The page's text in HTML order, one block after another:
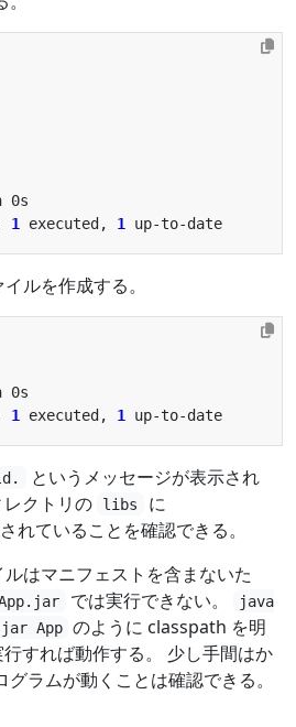
1 executed, 1
ルを作成する。
1 executed, 1
というメッセージが表示され
レクトリの libs に
れていることを確認できる。
はマニフェストを含まないた
では実行できない。
java
App のように classpath を明
すれば動作する。 少し手間はか
ラムが動くことは確認できる。